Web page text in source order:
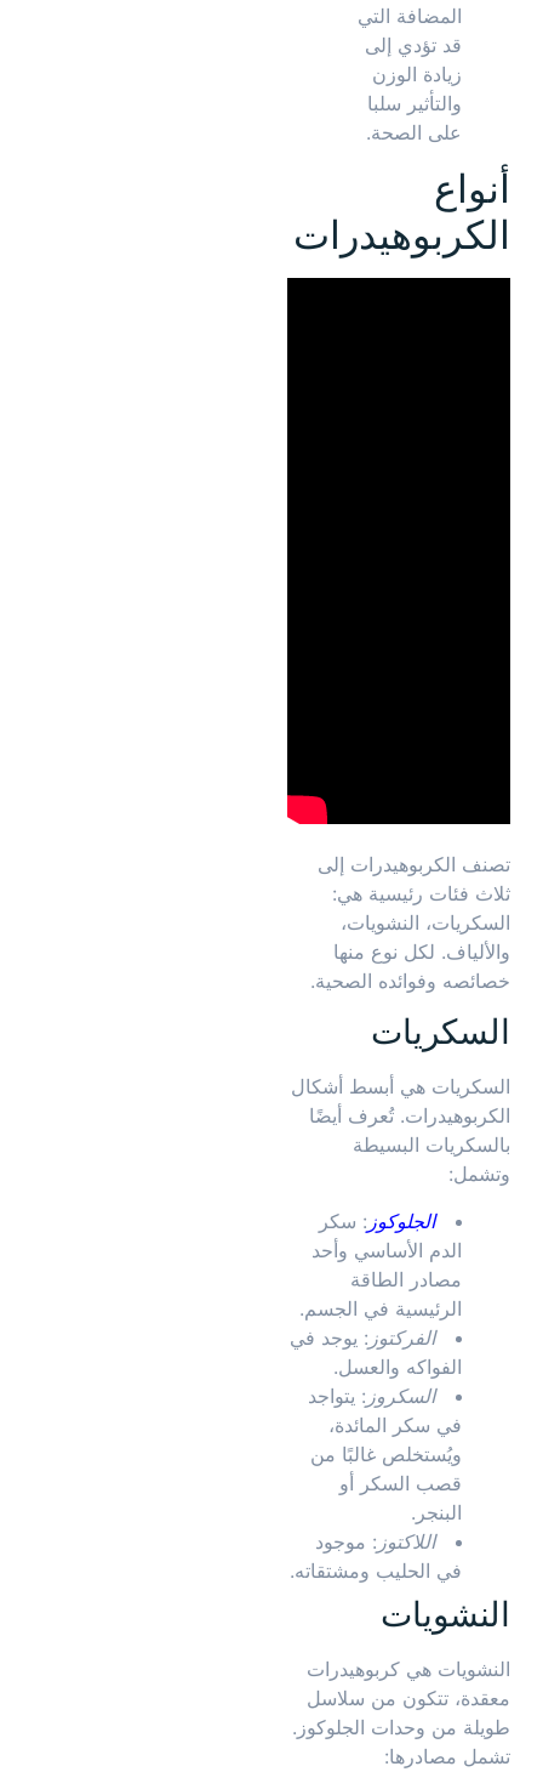
المضافة التي
قد تؤدي إلى
زيادة الوزن
والتأثير سلبا
على الصحة.
أنواع
الكربوهيدرات
تصنف الكربوهيدرات إلى
ثلاث فئات رئيسية هي:
السكريات، النشويات،
والألياف. لكل نوع منها
خصائصه وفوائده الصحية.
السكريات
السكريات هي أبسط أشكال
الكربوهيدرات. تُعرف أيضًا
بالسكريات البسيطة
وتشمل:
الجلوكوز : سكر
الدم الأساسي وأحد
مصادر الطاقة
الرئيسية في الجسم.
الفركتوز : يوجد في
الفواكه والعسل.
السكروز : يتواجد
في سكر المائدة،
ويُستخلص غالبًا من
قصب السكر أو
البنجر.
اللاكتوز : موجود
في الحليب ومشتقاته.
النشويات
النشويات هي كربوهيدرات
معقدة، تتكون من سلاسل
طويلة من وحدات الجلوكوز.
تشمل مصادرها: